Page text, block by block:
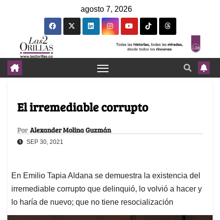
agosto 7, 2026
El irremediable corrupto
Por Alexander Molina Guzmán
SEP 30, 2021
En Emilio Tapia Aldana se demuestra la existencia del
irremediable corrupto que delinquió, lo volvió a hacer y
lo haría de nuevo; que no tiene resocialización